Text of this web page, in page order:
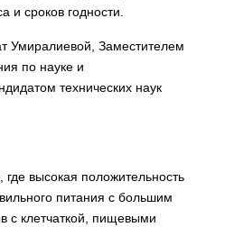
и сроков годности.
Умиралиевой, Заместителем
по науке и
технических наук
где высокая положительность
питания с большим
с клетчаткой, пищевыми